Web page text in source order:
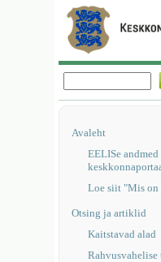
Avaleht
EELISe andmed
Loe siit "Mis on
Otsing ja artiklid
Kaitstavad alad
Rahvusvahelise